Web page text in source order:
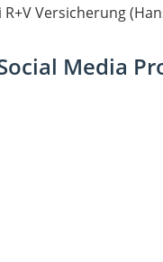
Versicherung
Media